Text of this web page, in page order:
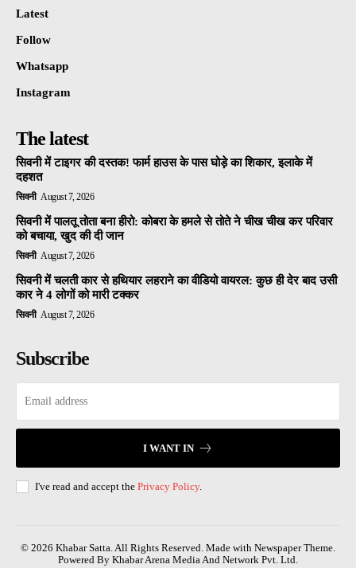
Latest
Follow
Whatsapp
Instagram
The latest
सिवनी में टाइगर की दस्तक! फार्म हाउस के पास घोड़े का शिकार, इलाके में
दहशत
सिवनी August 7, 2026
सिवनी में पालतू तोता बना हीरो: कोबरा के हमले से तोते ने चीख चीख कर परिवार
को बचाया, खुद की दी जान
सिवनी August 7, 2026
सिवनी में चलती कार से हथियार लहराने का वीडियो वायरल: कुछ ही देर बाद उसी
कार ने 4 लोगों को मारी टक्कर
सिवनी August 7, 2026
Subscribe
I WANT IN
I've read and accept the Privacy Policy.
© 2026 Khabar Satta. All Rights Reserved. Made with Newspaper Theme.
Powered By Khabar Arena Media And Network Pvt. Ltd.